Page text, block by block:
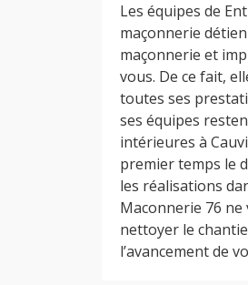
Les équipes de
maçonnerie
maçonnerie et
vous. De ce fait,
toutes ses
ses équipes
intérieures à
premier temps le
les réalisations
Maconnerie 76
nettoyer le
l’avancement de